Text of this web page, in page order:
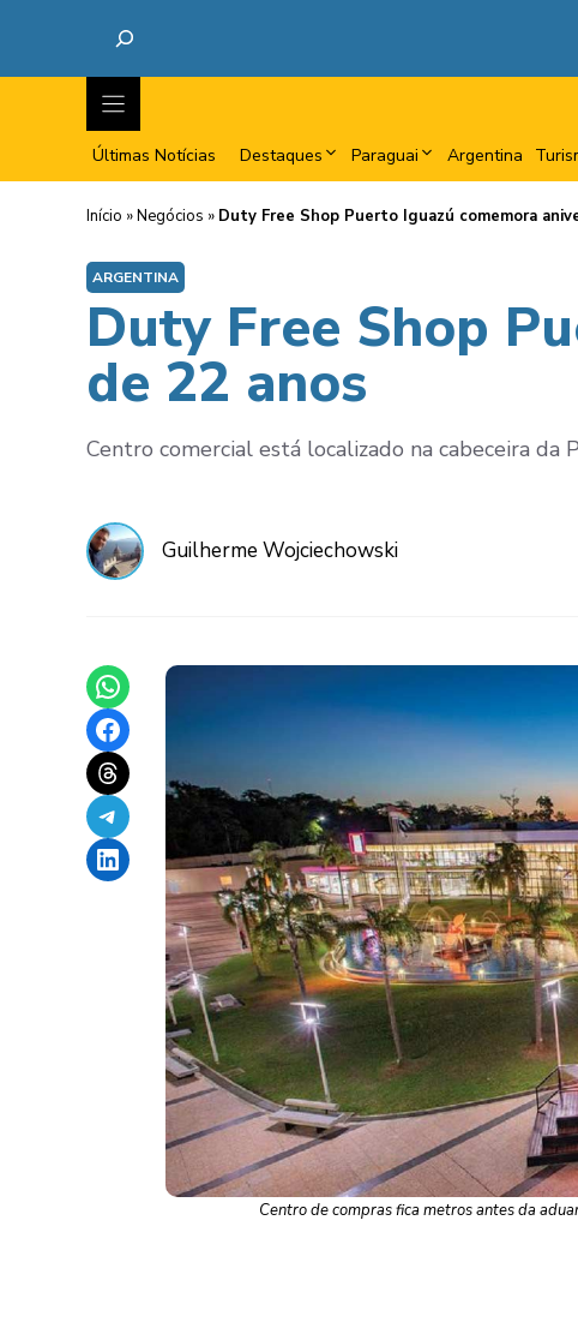
Últimas Notícias Destaques Paraguai Argentina
Início »Negócios » Duty Free Shop Puerto Iguazú comemora
ARGENTINA
Duty Free Shop
de 22 anos
Centro comercial está localizado na cabeceira da
Guilherme Wojciechowski
Share on WhatsApp
Share on Facebook
Share on Threads
Share on Telegram
Share on LinkedIn
Centro de compras fica metros antes da